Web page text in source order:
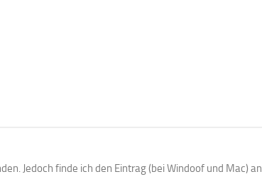
Jedoch finde ich den Eintrag (bei Windoof und Mac) an